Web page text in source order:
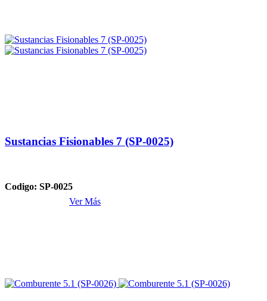
Sustancias Fisionables 7 (SP-0025)
Codigo: SP-0025
Ver Más